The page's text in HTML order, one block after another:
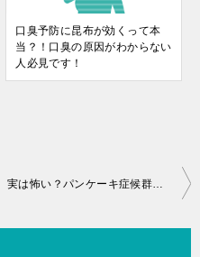
口臭予防に昆布が効くって本
当？！口臭の原因がわからない
人必見です！
実は怖い？パンケーキ症候群とは？症状や予防法はどうすれば良いか調べてみました。